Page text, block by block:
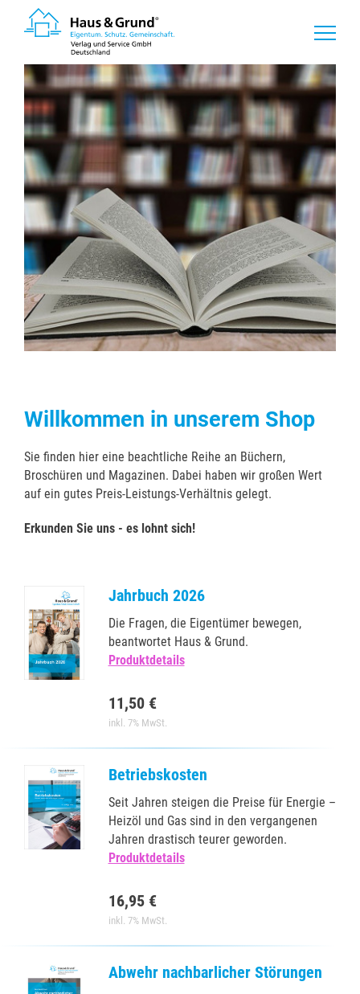
Willkommen in unserem Shop
Sie finden hier eine beachtliche Reihe an Büchern,
Broschüren und Magazinen. Dabei haben wir großen Wert
auf ein gutes Preis-Leistungs-Verhältnis gelegt.
Erkunden Sie uns - es lohnt sich!
Jahrbuch 2026
Die Fragen, die Eigentümer bewegen,
beantwortet Haus & Grund.
Produktdetails
11,50 €
inkl. 7% MwSt.
Betriebskosten
Seit Jahren steigen die Preise für Energie –
Heizöl und Gas sind in den vergangenen
Jahren drastisch teurer geworden.
Produktdetails
16,95 €
inkl. 7% MwSt.
Abwehr nachbarlicher Störungen